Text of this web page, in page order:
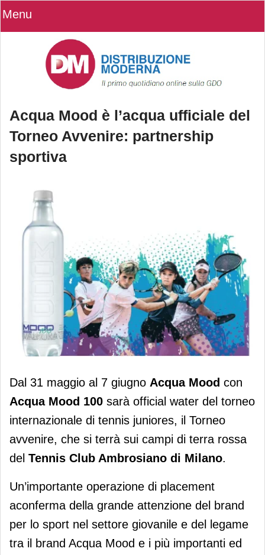
Menu
Acqua Mood è l’acqua ufficiale del
Torneo Avvenire: partnership
sportiva
Acqua Mood è l’acqua ufficiale del
Torneo Avvenire: partnership sportiva
Dal 31 maggio al 7 giugno Acqua Mood con
Acqua Mood 100 sarà official water del torneo
internazionale di tennis juniores, il Torneo
avvenire, che si terrà sui campi di terra rossa
del Tennis Club Ambrosiano di Milano.
Un’importante operazione di placement
aconferma della grande attenzione del brand
per lo sport nel settore giovanile e del legame
tra il brand Acqua Mood e i più importanti ed